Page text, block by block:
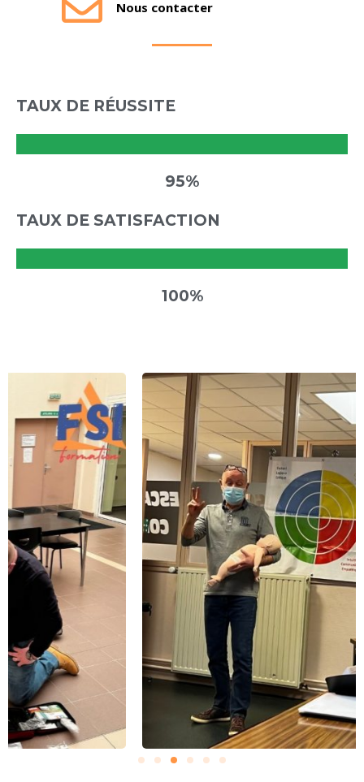
Nous contacter
TAUX DE RÉUSSITE
95%
TAUX DE SATISFACTION
100%